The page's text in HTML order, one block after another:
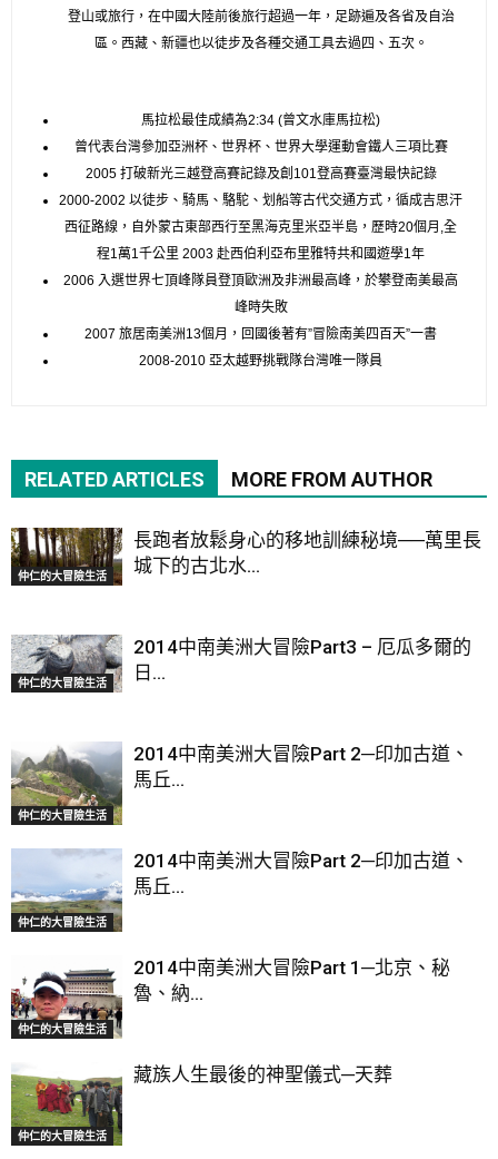
登山或旅行，在中國大陸前後旅行超過一年，足跡遍及各省及自治
區。西藏、新疆也以徒步及各種交通工具去過四、五次。
馬拉松最佳成績為2:34 (曾文水庫馬拉松)
曾代表台灣參加亞洲杯、世界杯、世界大學運動會鐵人三項比賽
2005 打破新光三越登高賽記錄及創101登高賽臺灣最快記錄
2000-2002 以徒步、騎馬、駱駝、划船等古代交通方式，循成吉思汗
西征路線，自外蒙古東部西行至黑海克里米亞半島，歷時20個月,全
程1萬1千公里 2003 赴西伯利亞布里雅特共和國遊學1年
2006 入選世界七頂峰隊員登頂歐洲及非洲最高峰，於攀登南美最高
峰時失敗
2007 旅居南美洲13個月，回國後著有”冒險南美四百天”一書
2008-2010 亞太越野挑戰隊台灣唯一隊員
RELATED ARTICLES MORE FROM AUTHOR
仲仁的大冒險生活
長跑者放鬆身心的移地訓練秘境──萬里長
城下的古北水...
仲仁的大冒險生活
2014中南美洲大冒險Part3 – 厄瓜多爾的
日...
仲仁的大冒險生活
2014中南美洲大冒險Part 2─印加古道、
馬丘...
仲仁的大冒險生活
2014中南美洲大冒險Part 2─印加古道、
馬丘...
仲仁的大冒險生活
2014中南美洲大冒險Part 1─北京、秘
魯、納...
仲仁的大冒險生活
藏族人生最後的神聖儀式─天葬